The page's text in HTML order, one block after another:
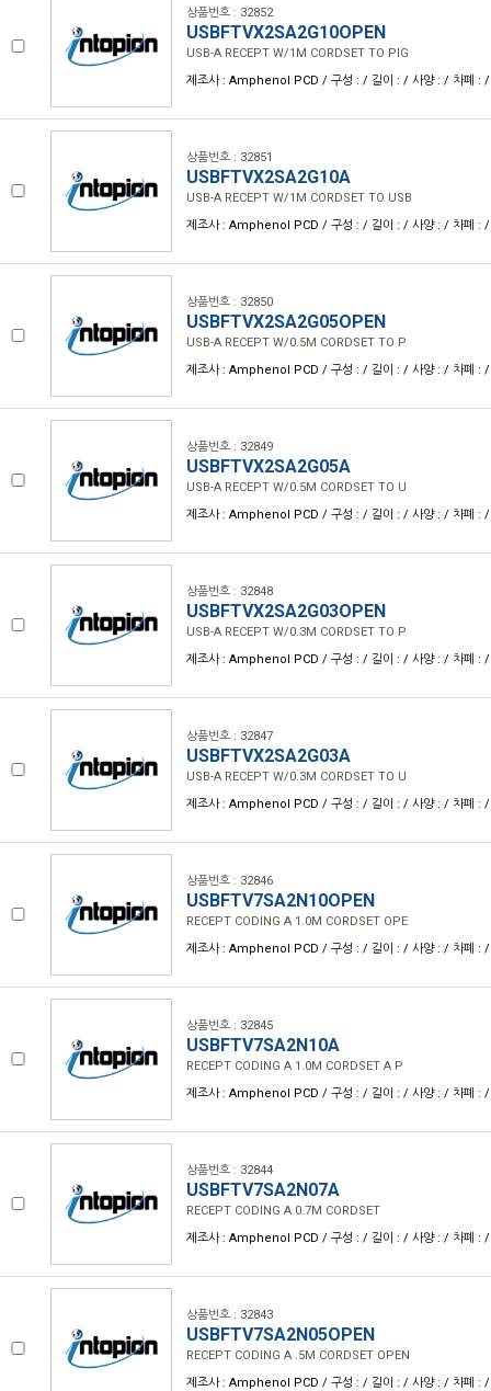
상품번호 : 32852
USBFTVX2SA2G10OPEN
USB-A RECEPT W/1M CORDSET TO PIG
제조사 : Amphenol PCD / 구성 : / 길이 : / 사양 : / 차폐 : /
상품번호 : 32851
USBFTVX2SA2G10A
USB-A RECEPT W/1M CORDSET TO USB
제조사 : Amphenol PCD / 구성 : / 길이 : / 사양 : / 차폐 : /
상품번호 : 32850
USBFTVX2SA2G05OPEN
USB-A RECEPT W/0.5M CORDSET TO P
제조사 : Amphenol PCD / 구성 : / 길이 : / 사양 : / 차폐 : /
상품번호 : 32849
USBFTVX2SA2G05A
USB-A RECEPT W/0.5M CORDSET TO U
제조사 : Amphenol PCD / 구성 : / 길이 : / 사양 : / 차폐 : /
상품번호 : 32848
USBFTVX2SA2G03OPEN
USB-A RECEPT W/0.3M CORDSET TO P
제조사 : Amphenol PCD / 구성 : / 길이 : / 사양 : / 차폐 : /
상품번호 : 32847
USBFTVX2SA2G03A
USB-A RECEPT W/0.3M CORDSET TO U
제조사 : Amphenol PCD / 구성 : / 길이 : / 사양 : / 차폐 : /
상품번호 : 32846
USBFTV7SA2N10OPEN
RECEPT CODING A 1.0M CORDSET OPE
제조사 : Amphenol PCD / 구성 : / 길이 : / 사양 : / 차폐 : /
상품번호 : 32845
USBFTV7SA2N10A
RECEPT CODING A 1.0M CORDSET A P
제조사 : Amphenol PCD / 구성 : / 길이 : / 사양 : / 차폐 : /
상품번호 : 32844
USBFTV7SA2N07A
RECEPT CODING A 0.7M CORDSET
제조사 : Amphenol PCD / 구성 : / 길이 : / 사양 : / 차폐 : /
상품번호 : 32843
USBFTV7SA2N05OPEN
RECEPT CODING A .5M CORDSET OPEN
제조사 : Amphenol PCD / 구성 : / 길이 : / 사양 : / 차폐 : /